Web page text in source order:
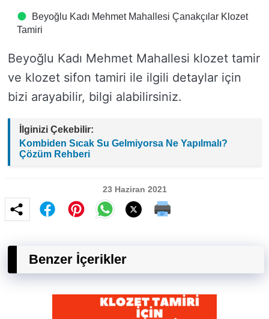
Beyoğlu Kadı Mehmet Mahallesi Çanakçılar Klozet
Tamiri
Beyoğlu Kadı Mehmet Mahallesi klozet tamir
ve klozet sifon tamiri ile ilgili detaylar için
bizi arayabilir, bilgi alabilirsiniz.
İlginizi Çekebilir:
Kombiden Sıcak Su Gelmiyorsa Ne Yapılmalı?
Çözüm Rehberi
23 Haziran 2021
Benzer İçerikler